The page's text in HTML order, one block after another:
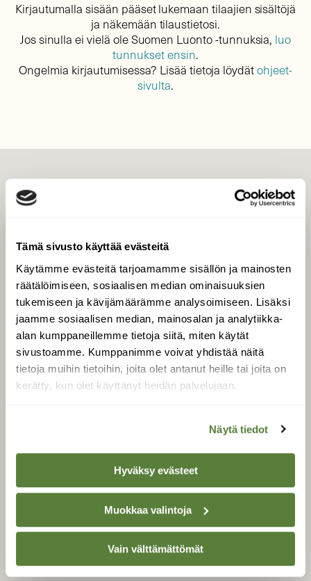
Tämä sivusto käyttää evästeitä
Käytämme evästeitä tarjoamamme sisällön ja mainosten
räätälöimiseen, sosiaalisen median ominaisuuksien
tukemiseen ja kävijämäärämme analysoimiseen. Lisäksi
jaamme sosiaalisen median, mainosalan ja analytiikka-
alan kumppaneillemme tietoja siitä, miten käytät
sivustoamme. Kumppanimme voivat yhdistää näitä
tietoja muihin tietoihin, joita olet antanut heille tai joita on
kerätty, kun olet käyttänyt heidän palvelujaan.
Näytä tiedot
Hyväksy evästeet
Muokkaa valintoja
Vain välttämättömät
Kirjautumalla sisään pääset lukemaan tilaajien sisältöjä
ja näkemään tilaustietosi.
Jos sinulla ei vielä ole Suomen Luonto -tunnuksia, luo
tunnukset ensin.
Ongelmia kirjautumisessa? Lisää tietoja löydätohjeet-
sivulta.
Tilaa digilukuoikeus
Äänestä parasta juttua
Tilaa uutiskirje
SUOMEN LUONNON­
SUOJELU­LIITTO
Suomen Luonto -lehden
luonnonsuojelu­liitto.